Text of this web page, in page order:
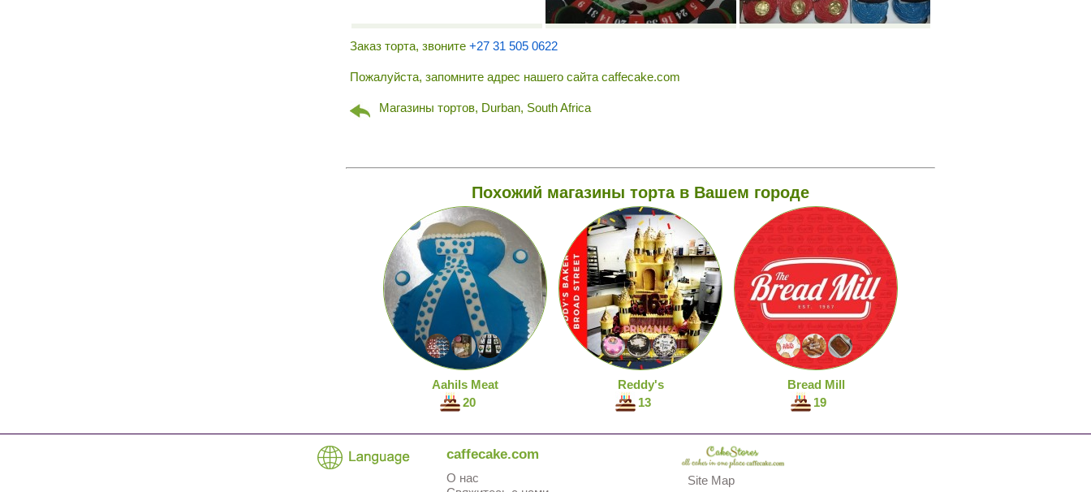
Заказ торта, звоните +27 31 505 0622
Пожалуйста, запомните адрес нашего сайта caffecake.com
Магазины тортов, Durban, South Africa
Похожий магазины торта в Вашем городе
Aahils Meat
20
Reddy's
13
Bread Mill
19
caffecake.com
О нас
Site Map